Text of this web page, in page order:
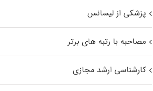
پزشکی از لیسانس
مصاحبه با رتبه های برتر
کارشناسی ارشد مجازی